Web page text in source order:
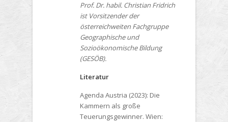
Prof. Dr. habil. Christian Fridrich
ist Vorsitzender der
österreichweiten Fachgruppe
Geographische und
Sozioökonomische Bildung
(GESÖB).
Literatur
Agenda Austria (2023): Die
Kammern als große
Teuerungsgewinner. Wien: